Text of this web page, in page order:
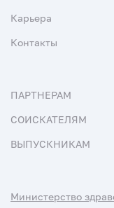
Карьера
Контакты
ПАРТНЕРАМ
СОИСКАТЕЛЯМ
ВЫПУСКНИКАМ
Министерство